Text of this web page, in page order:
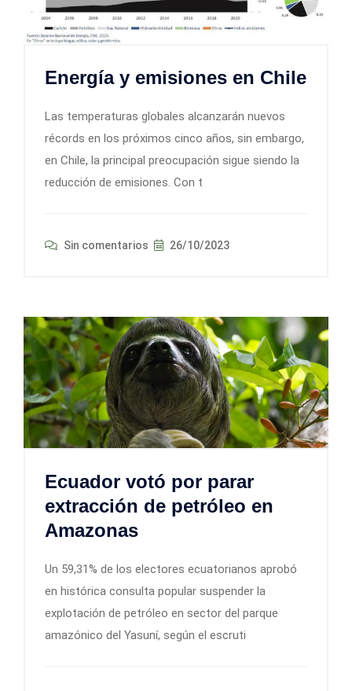
Energía y emisiones en Chile
Las temperaturas globales alcanzarán nuevos
récords en los próximos cinco años, sin embargo,
en Chile, la principal preocupación sigue siendo la
reducción de emisiones. Con t
Sin comentarios 26/10/2023
Ecuador votó por parar
extracción de petróleo en
Amazonas
Un 59,31% de los electores ecuatorianos aprobó
en histórica consulta popular suspender la
explotación de petróleo en sector del parque
amazónico del Yasuní, según el escruti